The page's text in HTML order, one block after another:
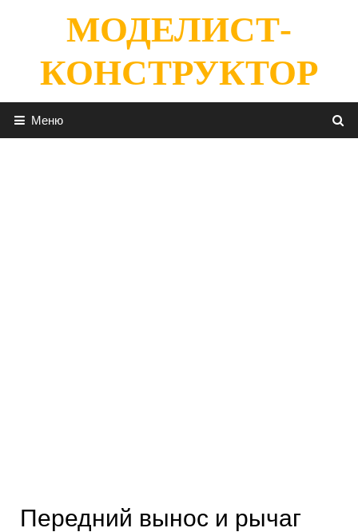
содержимомуМОДЕЛИСТ-
КОНСТРУКТОР
Меню
Передний вынос и рычаг